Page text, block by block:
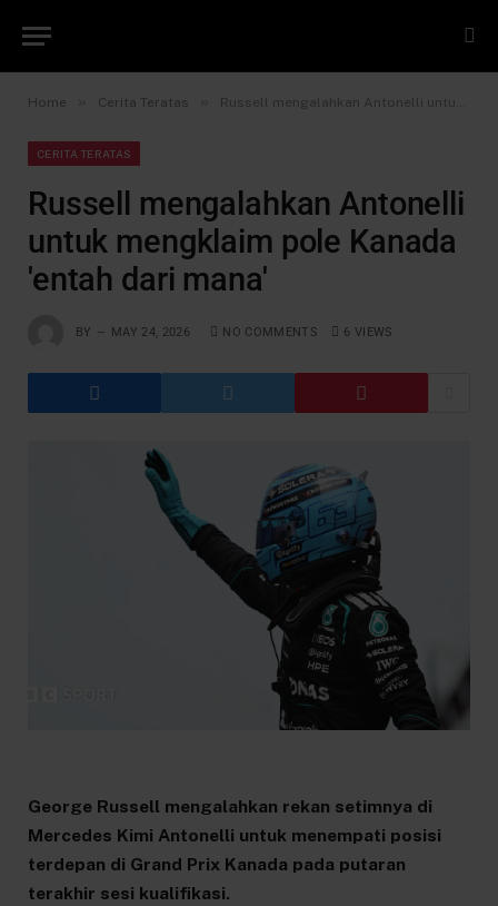
Home Cerita Teratas Russell mengalahkan Antonelli untuk mengklaim pole Kanada 'entah dari mana'
CERITA TERATAS
Russell mengalahkan Antonelli
untuk mengklaim pole Kanada
'entah dari mana'
BY MAY 24, 2026 NO COMMENTS 6 VIEWS
George Russell mengalahkan rekan setimnya di
Mercedes Kimi Antonelli untuk menempati posisi
terdepan di Grand Prix Kanada pada putaran
terakhir sesi kualifikasi.